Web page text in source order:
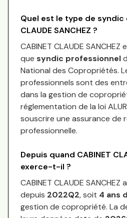
Quel est le type de syndic
CLAUDE SANCHEZ ?
CABINET CLAUDE SANCHEZ
que syndic professionnel
National des Copropriétés.
professionnels sont des
dans la gestion de
réglementation de la loi
souscrire une assurance de
professionnelle.
Depuis quand CABINET
exerce-t-il ?
CABINET CLAUDE SANCHEZ
depuis 2022Q2, soit 4 ans
gestion de copropriété. La